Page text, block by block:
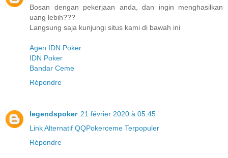
Bosan dengan pekerjaan anda, dan ingin menghasilkan
uang lebih???
Langsung saja kunjungi situs kami di bawah ini
Agen IDN Poker
IDN Poker
Bandar Ceme
Répondre
legendspoker 21 février 2020 à 05:45
Link Alternatif QQPokerceme Terpopuler
Répondre